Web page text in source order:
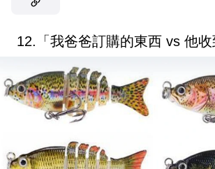
12.「我爸爸訂購的東西 vs 他收